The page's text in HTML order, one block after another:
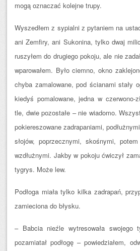
mogą oznaczać kolejne trupy.
Wyszedłem z sypialni z pytaniem na
ani Zemfiry, ani Sukonina, tylko dwaj
ruszyłem do drugiego pokoju, ale nie
wparowałem. Było ciemno, okno
chyba zamalowane, pod ścianami stały
kiedyś pomalowane, jedna w czerwono-
tle, dwie pozostałe – nie wiadomo.
pokiereszowane zadrapaniami,
słojów, poprzecznymi, skośnymi,
wzdłużnymi. Jakby w pokoju ćwiczył
tygrys. Może lew.
Podłoga miała tylko kilka zadrapań,
zamieciona do błysku.
– Babcia nieźle wytresowała swojego
pozamiatał podłogę – powiedziałem,